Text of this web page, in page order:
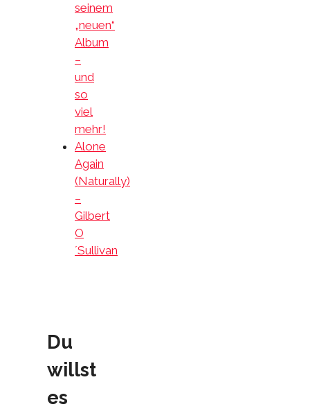
seinem
„neuen“
Album
–
und
so
viel
mehr!
Alone
Again
(Naturally)
–
Gilbert
O
´Sullivan
Du
willst
es